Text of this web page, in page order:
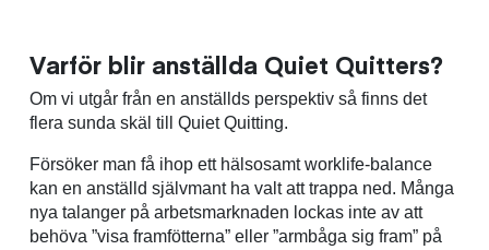
Varför blir anställda Quiet Quitters?
Om vi utgår från en anställds perspektiv så finns det
flera sunda skäl till Quiet Quitting.
Försöker man få ihop ett hälsosamt worklife-balance
kan en anställd självmant ha valt att trappa ned. Många
nya talanger på arbetsmarknaden lockas inte av att
behöva ”visa framfötterna” eller ”armbåga sig fram” på